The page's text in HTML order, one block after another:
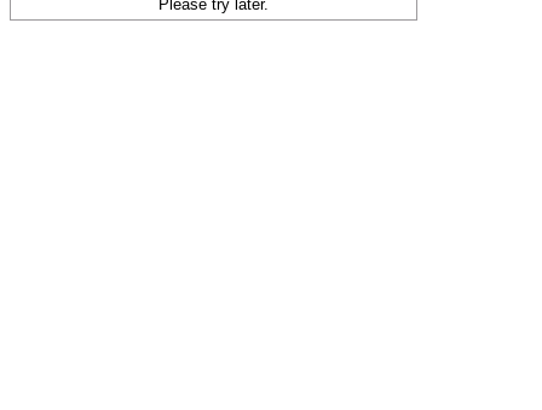
Please try later.